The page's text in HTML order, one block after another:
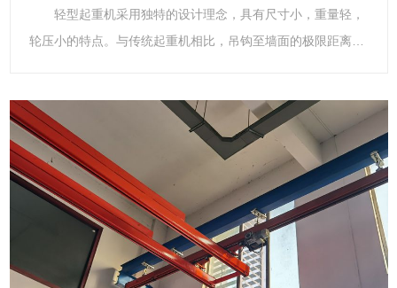
轻型起重机采用独特的设计理念，具有尺寸小，重量轻，
轮压小的特点。与传统起重机相比，吊钩至墙面的极限距离
房可以设计的更小，功能更齐全。 轻型起重机 轻型起
重机主要指CD1、MD1型系列钢丝绳电动葫芦系在原CD、MD
型基础上的改进型产品。它具有结构紧凑、轻巧、安全可靠、
零部件通用程度大，互换性强、起重能力高、维修方便等特
点，是用途广泛，深受欢迎的轻型起重设备。 该葫芦有固
定式和小车式两类。固定式按固定支脚在上、下、左、右位置
不同又分为A1、A2、A3、A4四种型式，可直接安装在构架上